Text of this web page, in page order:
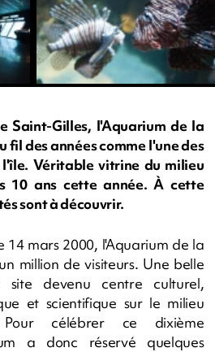
Saint-Gilles, l'Aquarium de la
fil des années comme l'une des
Véritable vitrine du milieu
10 ans cette année. À cette
sont à découvrir.
14 mars 2000, l'Aquarium de la
million de visiteurs. Une belle
site devenu centre culturel,
et scientifique sur le milieu
Pour célébrer ce dixième
a donc réservé quelques